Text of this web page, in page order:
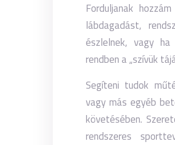
Forduljanak
lábdagadást,
észlelnek, vagy ha
rendben a „szívük
Segíteni tudok
vagy más egyéb
követésében.
rendszeres